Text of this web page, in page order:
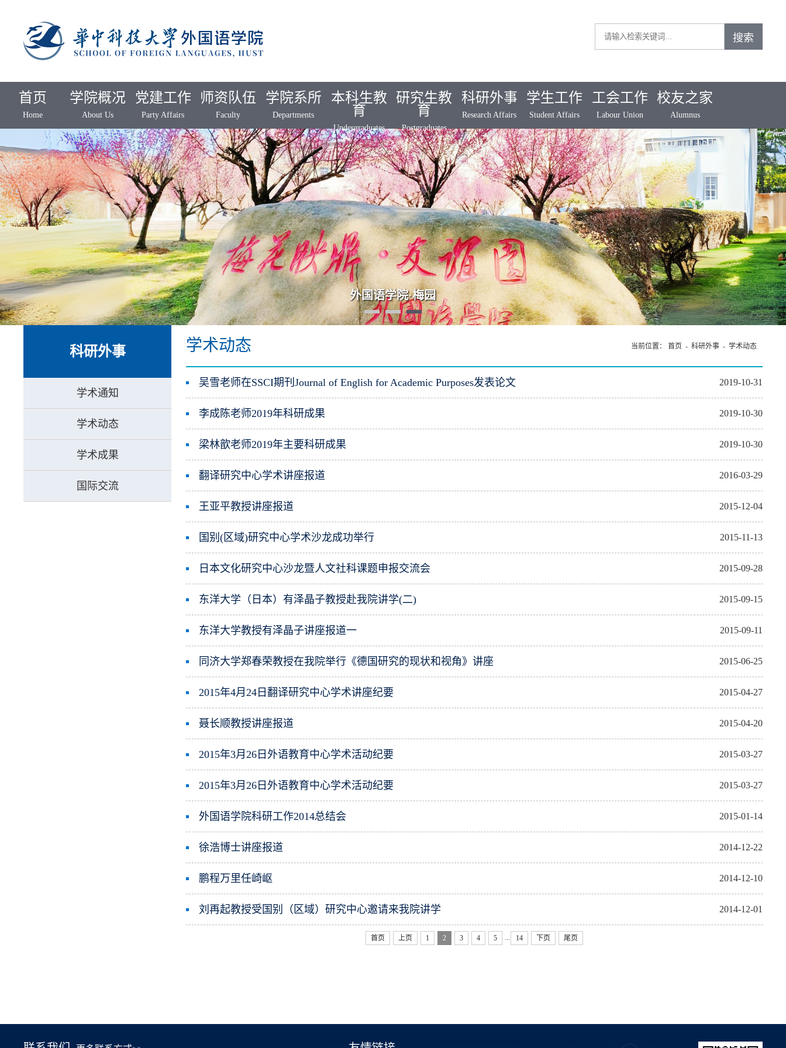
首页
Home
学院概况
About Us
党建工作
Party Affairs
师资队伍
Faculty
学院系所
Departments
本科生教
育
Undergraduates
研究生教
育
Postgraduates
科研外事
Research Affairs
学生工作
Student Affairs
工会工作
Labour Union
校友之家
Alumnus
“数智·语言·未来：AI时代外语学科发展高端论坛”在我院成功举办
科研外事
学术通知
学术动态
学术成果
国际交流
学术动态 当前位置： 首页 - 科研外事- 学术动态
吴雪老师在SSCI期刊Journal of English for Academic Purposes发表论文 2019-10-31
李成陈老师2019年科研成果 2019-10-30
梁林歆老师2019年主要科研成果 2019-10-30
翻译研究中心学术讲座报道 2016-03-29
王亚平教授讲座报道 2015-12-04
国别(区域)研究中心学术沙龙成功举行 2015-11-13
日本文化研究中心沙龙暨人文社科课题申报交流会 2015-09-28
东洋大学（日本）有泽晶子教授赴我院讲学(二) 2015-09-15
东洋大学教授有泽晶子讲座报道一 2015-09-11
同济大学郑春荣教授在我院举行《德国研究的现状和视角》讲座 2015-06-25
2015年4月24日翻译研究中心学术讲座纪要 2015-04-27
聂长顺教授讲座报道 2015-04-20
2015年3月26日外语教育中心学术活动纪要 2015-03-27
2015年3月26日外语教育中心学术活动纪要 2015-03-27
外国语学院科研工作2014总结会 2015-01-14
徐浩博士讲座报道 2014-12-22
鹏程万里任崎岖 2014-12-10
刘再起教授受国别（区域）研究中心邀请来我院讲学 2014-12-01
首页 上页 1 2 3 4 5 14 下页 尾页